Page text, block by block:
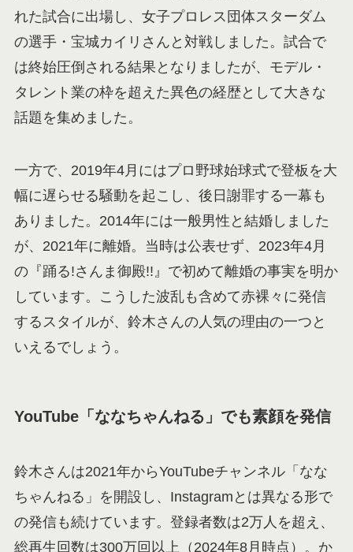
れた試合に出場し、女子プロレス団体スターダム
の選手・宝城カイリさんと対戦しました。試合で
は終始圧倒される結果となりましたが、モデル・
タレント業の枠を超えた異色の経歴として大きな
話題を集めました。
一方で、2019年4月にはプロ野球始球式で登板を大
幅に遅らせる騒動を起こし、後日謝罪する一幕も
ありました。2014年には一般男性と結婚しました
が、2021年に離婚。当時は公表せず、2023年4月
の『踊る!さんま御殿!!』で初めて離婚の事実を明か
しています。こうした波乱も含めて赤裸々に発信
するスタイルが、鈴木さんの人気の理由の一つと
いえるでしょう。
YouTube「ななちゃんねる」でも素顔を発信
鈴木さんは2021年からYouTubeチャンネル「なな
ちゃんねる」を開設し、Instagramとは異なる形で
の発信も続けています。登録者数は2万人を超え、
総再生回数は300万回以上（2024年8月時点）。か